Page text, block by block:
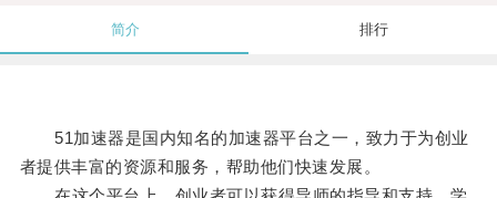
简介 排行
51加速器是国内知名的加速器平台之一，致力于为创业
者提供丰富的资源和服务，帮助他们快速发展。